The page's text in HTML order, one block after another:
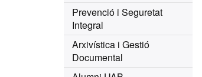
Prevenció i Seguretat
Integral
Arxivística i Gestió
Documental